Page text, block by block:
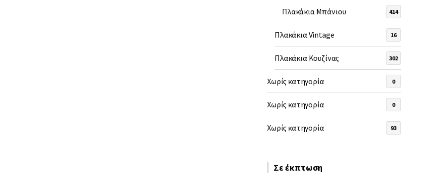
Πλακάκια Μπάνιου 414
Πλακάκια Vintage 16
Πλακάκια Κουζίνας 302
Χωρίς κατηγορία 0
Χωρίς κατηγορία 0
Χωρίς κατηγορία 93
Σε έκπτωση